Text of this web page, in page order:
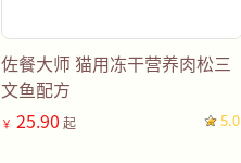
佐餐大师 猫用冻干营养肉松三
文鱼配方
￥ 25.90 起 5.0